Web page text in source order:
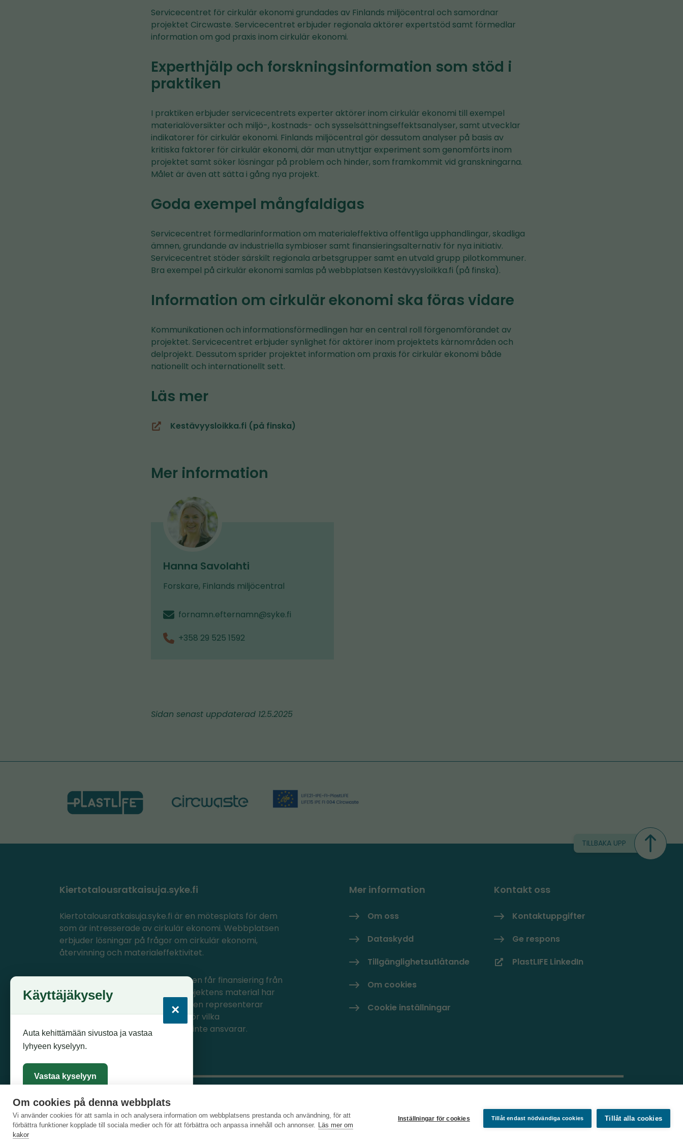
Om cookies på denna webbplats
Vi använder cookies för att samla in och analysera information om webbplatsens prestanda och användning, för att
förbättra funktioner kopplade till sociala medier och för att förbättra och anpassa innehåll och annonser. Läs mer om
kakor
Inställningar för cookies Tillåt endast nödvändiga cookies Tillåt alla cookies
Servicecentret för cirkulär ekonomi grundades av Finlands miljöcentral och samordnar
projektet Circwaste. Servicecentret erbjuder regionala aktörer expertstöd samt förmedlar
information om god praxis inom cirkulär ekonomi.
Experthjälp och forskningsinformation som stöd i
praktiken
I praktiken erbjuder servicecentrets experter aktörer inom cirkulär ekonomi till exempel
materialöversikter och miljö-, kostnads- och sysselsättningseffektsanalyser, samt utvecklar
indikatorer för cirkulär ekonomi. Finlands miljöcentral gör dessutom analyser på basis av
kritiska faktorer för cirkulär ekonomi, där man utnyttjar experiment som genomförts inom
projektet samt söker lösningar på problem och hinder, som framkommit vid granskningarna.
Målet är även att sätta i gång nya projekt.
Goda exempel mångfaldigas
Servicecentret förmedlarinformation om materialeffektiva offentliga upphandlingar, skadliga
ämnen, grundande av industriella symbioser samt finansieringsalternativ för nya initiativ.
Servicecentret stöder särskilt regionala arbetsgrupper samt en utvald grupp pilotkommuner.
Bra exempel på cirkulär ekonomi samlas på webbplatsen Kestävyysloikka.fi (på finska).
Information om cirkulär ekonomi ska föras vidare
Kommunikationen och informationsförmedlingen har en central roll förgenomförandet av
projektet. Servicecentret erbjuder synlighet för aktörer inom projektets kärnområden och
delprojekt. Dessutom sprider projektet information om praxis för cirkulär ekonomi både
nationellt och internationellt sett.
Läs mer
Kestävyysloikka.fi (på finska)
(öppnas
nytt
fönster,
omdirigerad
tjänst)
Mer information
Hanna Savolahti
Forskare, Finlands miljöcentral
fornamn.efternamn@syke.fi
+358 29 525 1592
Sidan senast uppdaterad 12.5.2025
TILLBAKA UPP
Kiertotalousratkaisuja.syke.fi
Kiertotalousratkaisuja.syke.fi är en mötesplats för dem
som är intresserade av cirkulär ekonomi. Webbplatsen
erbjuder lösningar på frågor om cirkulär ekonomi,
återvinning och materialeffektivitet.
PlastLIFE- och Circwaste-projekten får finansiering från
EU:s LIFE-program, med vilket projektens material har
producerats. Innehållet i materialen representerar
endast projektens egna åsikter, för vilka
CINEA/Europeiska kommissionen inte ansvarar.
Mer information
Om oss
Dataskydd
Tillgänglighetsutlåtande
Om cookies
Cookie inställningar
Kontakt oss
Kontaktuppgifter
Ge respons
PlastLIFE LinkedIn
Käyttäjäkysely
×
Auta kehittämään sivustoa ja vastaa
lyhyeen kyselyyn.
Vastaa kyselyyn
Sulje